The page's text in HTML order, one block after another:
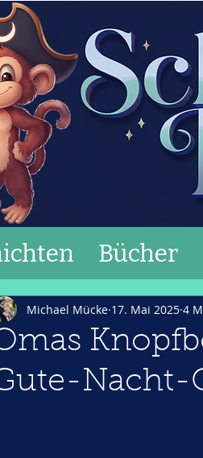
Bücher
Nacht-
Michael Mücke 17. Mai 2025 4